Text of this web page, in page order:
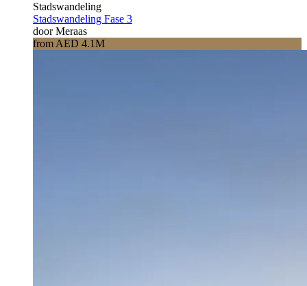
Stadswandeling
Stadswandeling Fase 3
door Meraas
from AED 4.1M